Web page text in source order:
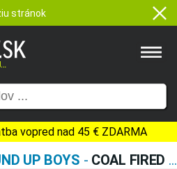
stránok
vopred nad 45 € ZDARMA
UP BOYS - COAL FIRED MAN